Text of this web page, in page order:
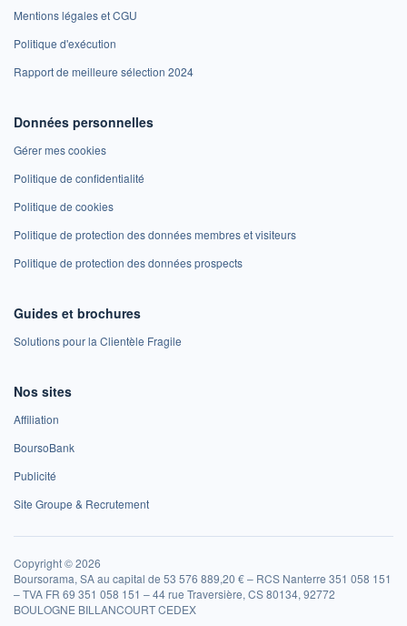
Mentions légales et CGU
Politique d'exécution
Rapport de meilleure sélection 2024
Données personnelles
Gérer mes cookies
Politique de confidentialité
Politique de cookies
Politique de protection des données membres et visiteurs
Politique de protection des données prospects
Guides et brochures
Solutions pour la Clientèle Fragile
Nos sites
Affiliation
BoursoBank
Publicité
Site Groupe & Recrutement
Copyright © 2026
Boursorama, SA au capital de 53 576 889,20 € – RCS Nanterre 351 058 151
– TVA FR 69 351 058 151 – 44 rue Traversière, CS 80134, 92772
BOULOGNE BILLANCOURT CEDEX